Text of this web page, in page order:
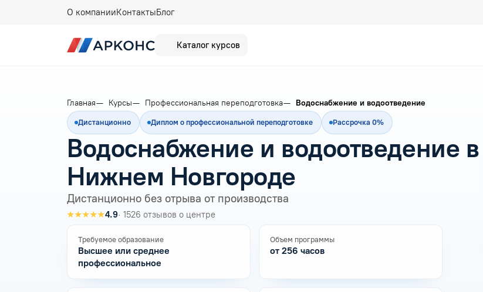
О компанииКонтактыБлог
Каталог курсов
Главная Курсы Профессиональная переподготовка Водоснабжение и водоотведение
Дистанционно Диплом о профессиональной переподготовке Рассрочка 0%
Водоснабжение и водоотведение в
Нижнем Новгороде
Дистанционно без отрыва от производства
★★★★★4.9· 1526 отзывов о центре
Требуемое образование
Высшее или среднее
профессиональное
Объем программы
от 256 часов